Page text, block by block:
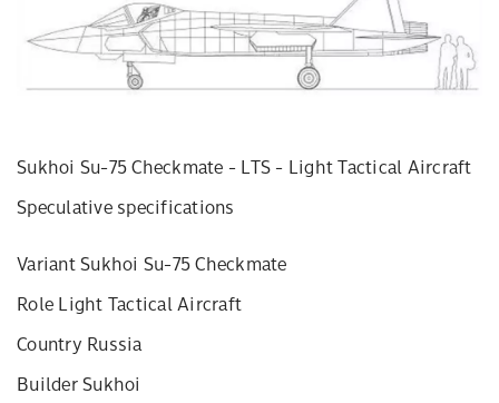
Sukhoi Su-75 Checkmate - LTS - Light Tactical Aircraft
Speculative specifications
Variant Sukhoi Su-75 Checkmate
Role Light Tactical Aircraft
Country Russia
Builder Sukhoi